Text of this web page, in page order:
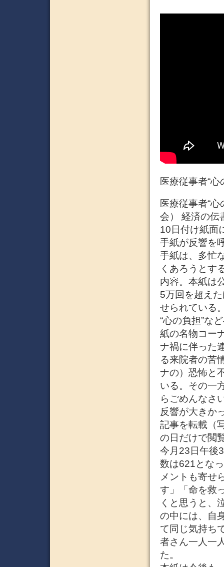
医療従事者“
医療従事者“
会） 経済の伝
10日付け紙面
手紙が反響を
手紙は、多忙
くあろうとす
内容。本紙は
5万回を超え
せられている
“心の負担”な
紙の名物コー
ナ禍に伴った
る来院者の苦
ナの）恐怖と
いる。その一
らごめんなさ
反響が大きか
記事を転載（
の日だけで閲
今月23日午後
数は621とな
メントも寄せ
す」「命を救
くと思うと、
の中には、自
て同じ気持ち
者さん一人一
た。